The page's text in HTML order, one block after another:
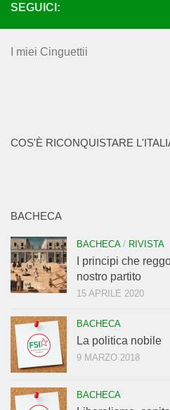
SEGUICI:
I miei Cinguettii
COS'È RICONQUISTARE
BACHECA
BACHECA/ RIVISTA
I principi che
nostro partito
15 APRILE 2020
BACHECA
La politica nobile
9 MARZO 2018
BACHECA